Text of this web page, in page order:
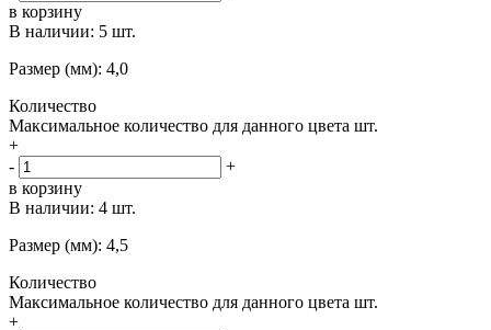
в корзину
В наличии: 5 шт.
Размер (мм): 4,0
Количество
Максимальное количество для данного цвета шт.
+
-
+
в корзину
В наличии: 4 шт.
Размер (мм): 4,5
Количество
Максимальное количество для данного цвета шт.
+